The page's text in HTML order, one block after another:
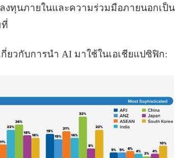
งทุนภายในและความร่วมมือภายนอกเป็น
ยวกับการนํา AI มาใช้ในเอเชียแปซิฟิก: